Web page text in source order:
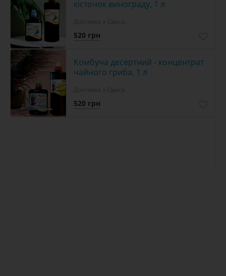
кісточок винограду, 1 л
520 грн
2
Комбуча десертний - концентрат
чайного гриба, 1 л
520 грн